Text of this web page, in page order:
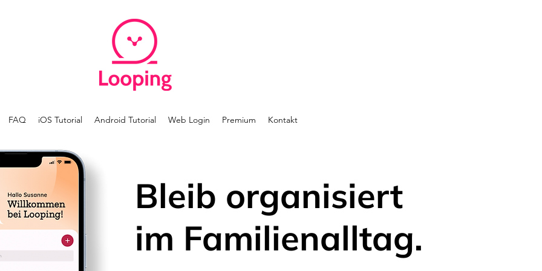
FAQ iOS Tutorial Android Tutorial Web Login Premium Kontakt
Bleib organisiert
im Familienalltag.